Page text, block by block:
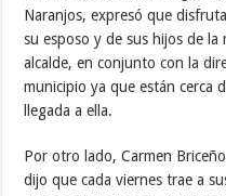
Naranjos, expresó que
su esposo y de sus hijos de la
alcalde, en conjunto con la
municipio ya que están cerca
llegada a ella.
Por otro lado, Carmen
dijo que cada viernes trae a